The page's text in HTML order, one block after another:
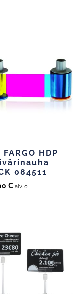
FARGO HDP
084511
€ alv. 0